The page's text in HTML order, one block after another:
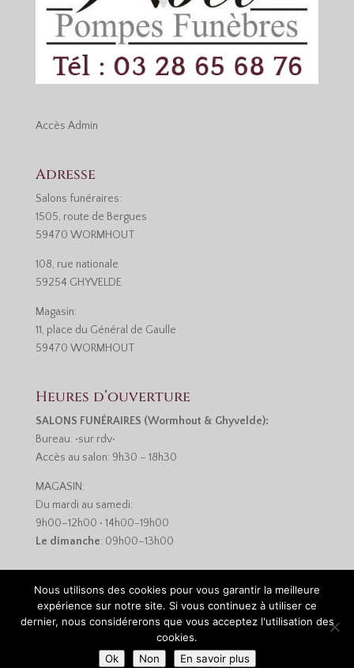
Accès Admin
Adresse
Salons funéraires:
1505, route de Bergues
59470 WORMHOUT
108, rue nationale
59254 GHYVELDE
Magasin:
11, place du Général de Gaulle
59470 WORMHOUT
Heures d’ouverture
SALONS FUNÉRAIRES (Wormhout & Ghyvelde):
Bureau: •sur rdv•
Accès au salon: 9h30 – 18h30
MAGASIN:
Du mardi au samedi:
9h00–12h00 • 14h00-19h00
Le dimanche: 09h00–13h00
Monsieur-Site.com
politique de confidentialité
Nous utilisons des cookies pour vous garantir la meilleure
expérience sur notre site. Si vous continuez à utiliser ce
dernier, nous considérerons que vous acceptez l'utilisation des
cookies.
Ok
Non En savoir plus